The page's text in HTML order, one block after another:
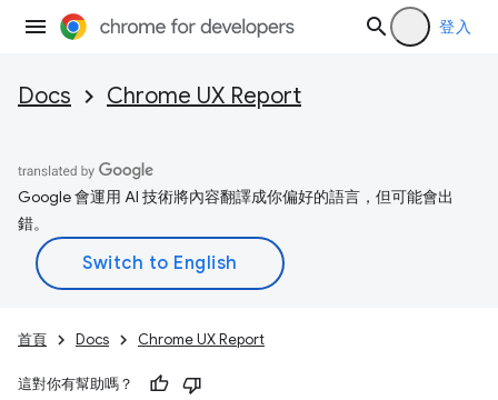
登入
Docs Chrome UX Report
Google 會運用 AI 技術將內容翻譯成你偏好的語言，但可能會出
錯。
首頁 Docs Chrome UX Report
這對你有幫助嗎？